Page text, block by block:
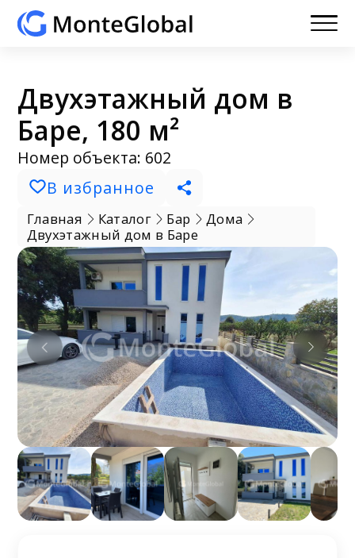
Двухэтажный дом в
Баре, 180 м²
Номер объекта: 602
В избранное
Главная Каталог Бар
Дома
Двухэтажный дом в Баре